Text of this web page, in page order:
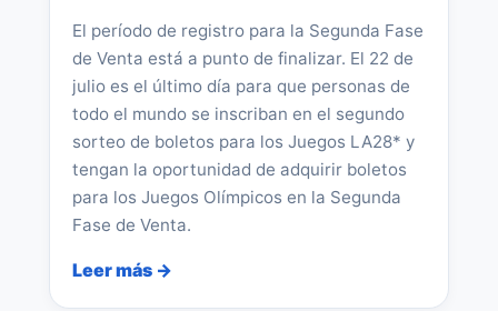
El período de registro para la Segunda Fase
de Venta está a punto de finalizar. El 22 de
julio es el último día para que personas de
todo el mundo se inscriban en el segundo
sorteo de boletos para los Juegos LA28* y
tengan la oportunidad de adquirir boletos
para los Juegos Olímpicos en la Segunda
Fase de Venta.
Leer más →